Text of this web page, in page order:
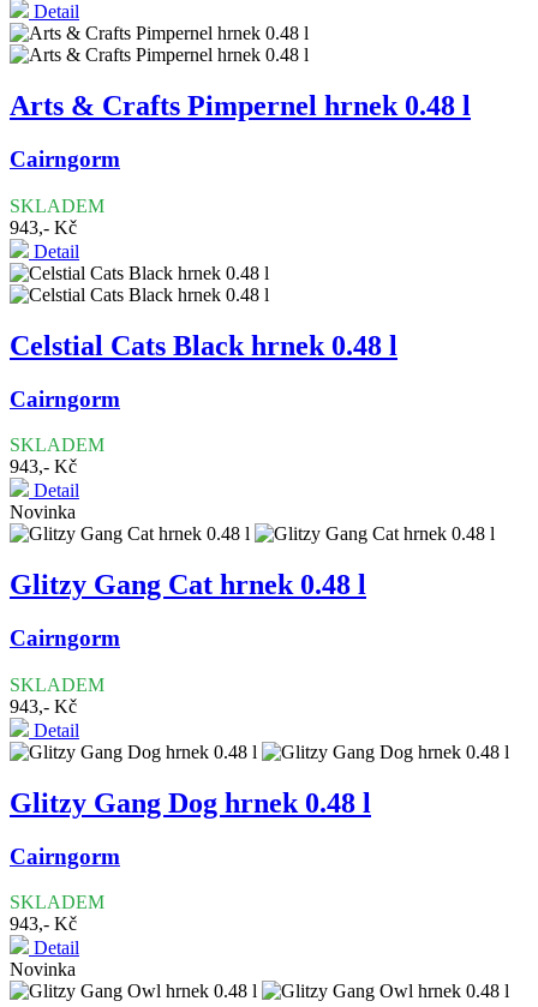
Detail
Arts & Crafts Pimpernel hrnek 0.48 l
Cairngorm
SKLADEM
943,- Kč
Detail
Celstial Cats Black hrnek 0.48 l
Cairngorm
SKLADEM
943,- Kč
Detail
Novinka
Glitzy Gang Cat hrnek 0.48 l
Cairngorm
SKLADEM
943,- Kč
Detail
Glitzy Gang Dog hrnek 0.48 l
Cairngorm
SKLADEM
943,- Kč
Detail
Novinka